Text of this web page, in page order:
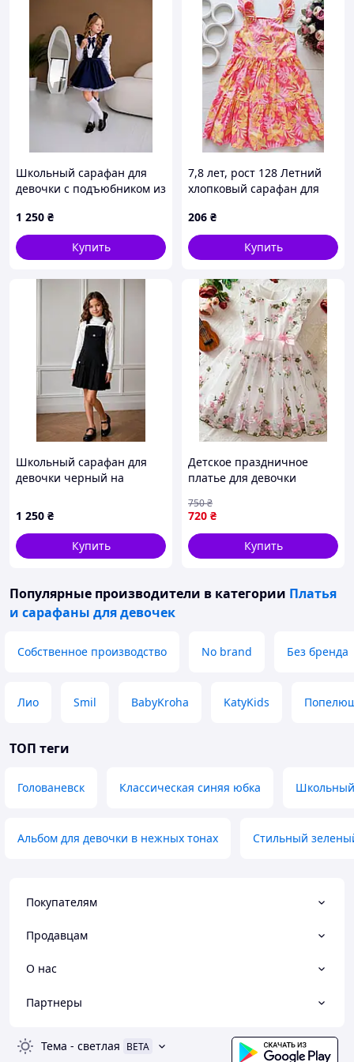
Школьный сарафан для
девочки с подъюбником из
повседневный, р. 122–140,
арт 924
1 250 ₴
Купить
7,8 лет, рост 128 Летний
хлопковый сарафан для
206 ₴
Купить
Школьный сарафан для
девочки черный на
карманами
1 250 ₴
Купить
Детское праздничное
платье для девочки
вышивкой
720 ₴
750₴
Купить
Популярные производители в категории Платья
и сарафаны для девочек
Собственное производство No brand Без бренда
Лио Smil BabyKroha KatyKids
ТОП теги
Голованевск Классическая синяя юбка
Альбом для девочки в нежных тонах Стильный
Покупателям
Продавцам
О нас
Партнеры
Тема - светлая BETA